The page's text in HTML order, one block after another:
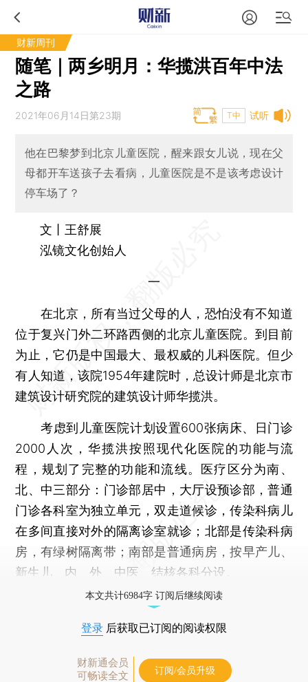
财新周刊
随笔｜两乡明月：华揽洪百年中法
之路
试听
2021年06月14日第23期 T中
他在巴黎梦到北京儿童医院，醒来跟女儿说，现在父
母都开车送孩子去看病，儿童医院是不是该考虑设计
停车场了？
文丨王舒展
泓镜文化创始人
一
在北京，所有当过父母的人，恐怕没有不知道
位于复兴门外二环路西侧的北京儿童医院。到目前
为止，它仍是中国最大、最权威的儿科医院。但少
有人知道，该院1954年建院时，总设计师是北京市
建筑设计研究院的建筑设计师华揽洪。
考虑到儿童医院计划设置600张病床、日门诊
2000人次，华揽洪按照现代化医院的功能与流
程，规划了完整的功能和流线。医疗区分为南、
北、中三部分：门诊部居中，大厅设预诊部，普通
门诊各科室为独立单元，双走道候诊，传染科病儿
在多间直接对外的隔离诊室就诊；北部是传染科病
房，有绿树隔离带；南部是普通病房，按早产儿、
新生儿、内、外、中医、结核各科分设。
本文共计6984字 订阅后继续阅读
登录 后获取已订阅的阅读权限
财新通会员
可畅读全文
订阅/会员升级